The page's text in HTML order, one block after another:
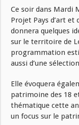
Ce soir dans Mardi
Projet Pays d’art et
donnera quelques
sur le territoire de
programmation
aussi d’une
Elle évoquera
patrimoine des 18
thématique cette
un focus sur le